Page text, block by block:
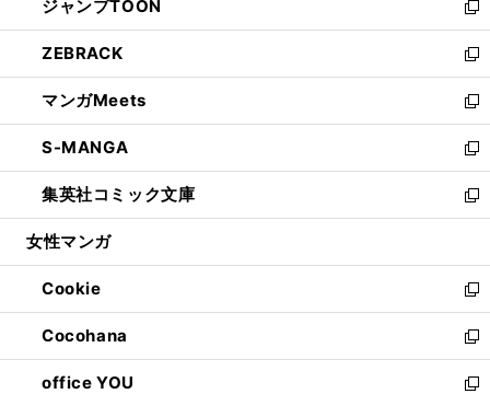
く
で
開
く
ド
ウ
で
開
く
ィ
ン
ド
ウ
で
開
く
い
ウ
ィ
ン
ド
ウ
で
開
く
ジャンプTOON
新
し
い
ウ
ィ
ン
ド
ウ
で
開
ZEBRACK
新
し
い
ウ
ィ
ン
ド
ウ
開
く
マンガMeets
新
し
い
ウ
ィ
ン
ウ
で
開
く
S-MANGA
新
し
い
ウ
ン
ド
ウ
で
開
く
集英社コミック文庫
新
し
ウ
ィ
ン
ド
ウ
で
女性マンガ
Cookie
新
し
い
ウ
ィ
Cocohana
新
し
い
office YOU
新